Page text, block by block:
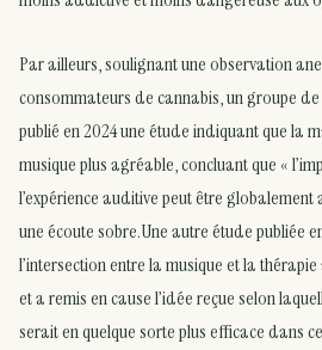
Par ailleurs, soulignant une observation
consommateurs de cannabis, un groupe
publié en 2024 une étude indiquant que la
musique plus agréable, concluant que «
l’expérience auditive peut être
une écoute sobre.Une autre étude publiée
l’intersection entre la musique et la
et a remis en cause l’idée reçue selon
serait en quelque sorte plus efficace dans